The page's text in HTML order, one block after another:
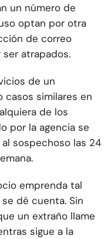
un número de
optan por otra
de correo
atrapados.
de un
casos similares en
de los
por la agencia se
sospechoso las 24
emprenda tal
dé cuenta. Sin
un extraño llame
sigue a la